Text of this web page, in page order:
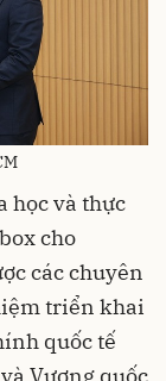
học và thực
cho
các chuyên
triển khai
quốc tế
Vương quốc